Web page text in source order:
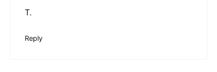
T.
Reply